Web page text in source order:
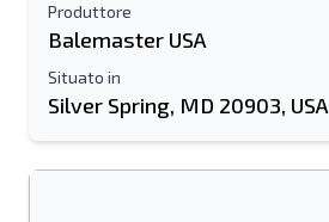
Produttore
Balemaster USA
Situato in
Silver Spring, MD 20903, USA